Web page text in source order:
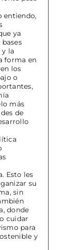
entiendo,
ya
la
forma en
los
o
más
de
Esto les
su
sin
donde
cuidar
para
y